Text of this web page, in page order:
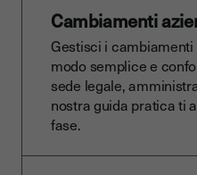
Cambiamenti
Gestisci i
modo semplice e
sede legale,
nostra guida pratica ti
fase.